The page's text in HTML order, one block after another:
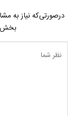
درصورتی‌که نیاز به